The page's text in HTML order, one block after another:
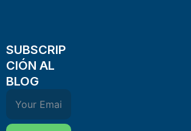
SUBSCRIP
CIÓN AL
BLOG